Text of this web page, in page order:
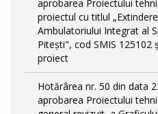
aprobarea Proiectului
proiectul cu titlul
Ambulatoriului Integrat al
Pitești", cod SMIS 125102
proiect
Hotărârea nr. 50 din data
aprobarea Proiectului